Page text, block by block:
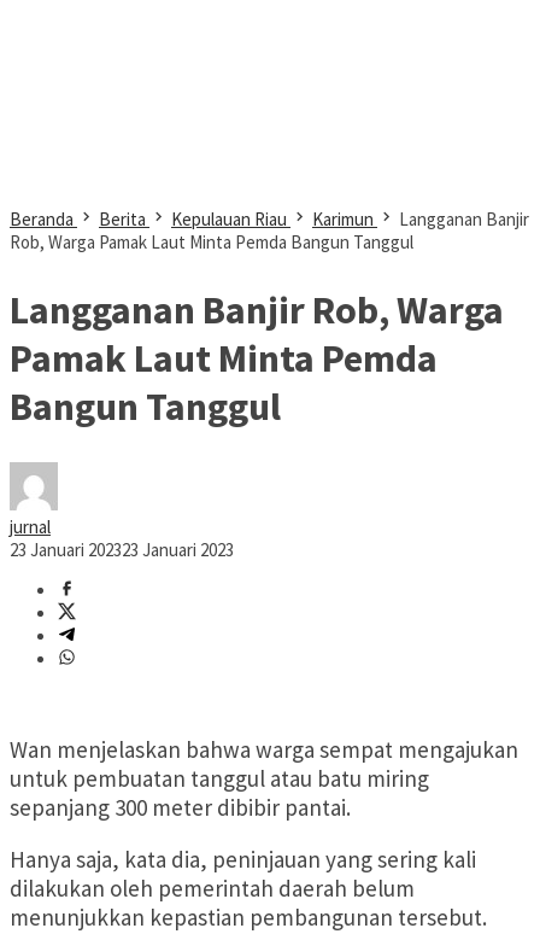
Beranda Berita Kepulauan Riau Karimun
Langganan Banjir
Rob, Warga Pamak Laut Minta Pemda Bangun Tanggul
Langganan Banjir Rob, Warga
Pamak Laut Minta Pemda
Bangun Tanggul
jurnal
23 Januari 202323 Januari 2023
Wan menjelaskan bahwa warga sempat mengajukan
untuk pembuatan tanggul atau batu miring
sepanjang 300 meter dibibir pantai.
Hanya saja, kata dia, peninjauan yang sering kali
dilakukan oleh pemerintah daerah belum
menunjukkan kepastian pembangunan tersebut.